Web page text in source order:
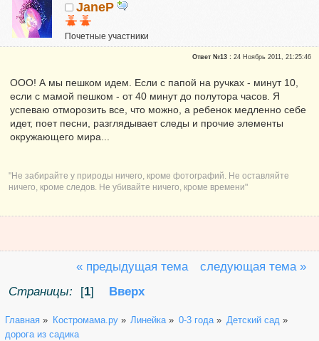
JaneP
Почетные участники
Сказали "Спасибо": 10
Ответ №13 :24 Ноябрь 2011, 21:25:46
ООО! А мы пешком идем. Если с папой на ручках - минут 10,
если с мамой пешком - от 40 минут до полутора часов. Я
успеваю отморозить все, что можно, а ребенок медленно себе
идет, поет песни, разглядывает следы и прочие элементы
окружающего мира...
"Не забирайте у природы ничего, кроме фотографий. Не оставляйте
ничего, кроме следов. Не убивайте ничего, кроме времени"
« предыдущая тема
следующая тема »
Страницы:
[1] Вверх
Главная » Костромама.ру» Линейка» 0-3 года» Детский сад»
дорога из садика